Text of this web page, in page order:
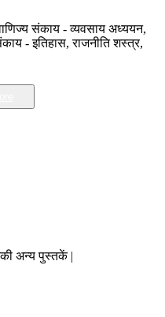
संकाय - व्यवसाय अध्ययन,
- इतिहास, राजनीति शस्त्र,
की अन्य पुस्तकें |